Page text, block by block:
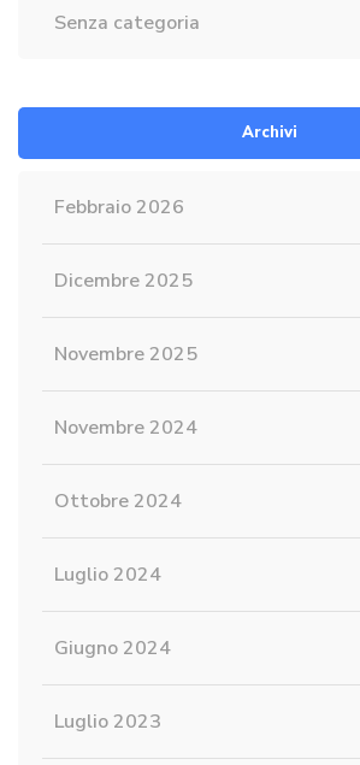
Senza categoria
Archivi
Febbraio 2026
Dicembre 2025
Novembre 2025
Novembre 2024
Ottobre 2024
Luglio 2024
Giugno 2024
Luglio 2023